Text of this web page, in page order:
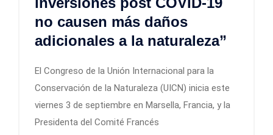
no causen más daños
adicionales a la naturaleza”
El Congreso de la Unión Internacional para la
Conservación de la Naturaleza (UICN) inicia este
viernes 3 de septiembre en Marsella, Francia, y la
Presidenta del Comité Francés